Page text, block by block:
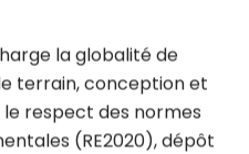
terrain, conception et
respect des normes
(RE2020), dépôt
construire,